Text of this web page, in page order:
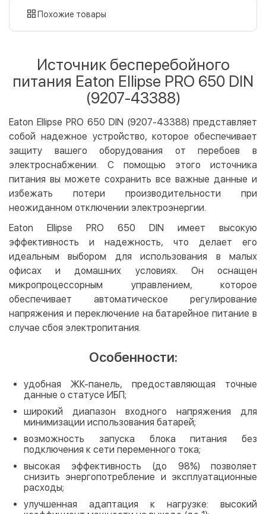
картой
LiqPay
Apple Pay
Безналичный расчет
Оплата на карту юр.лица
Оплата на счет юр.лица
Бесплатно
Кредит
Покупка частями (Монобанк)
Похожие товары
Источник бесперебойного
питания Eaton Ellipse PRO 650 DIN
(9207-43388)
Eaton Ellipse PRO 650 DIN (9207-43388) представляет
собой надежное устройство, которое обеспечивает
защиту вашего оборудования от перебоев в
электроснабжении. С помощью этого источника
питания вы можете сохранить все важные данные и
избежать потери производительности при
неожиданном отключении электроэнергии.
Eaton Ellipse PRO 650 DIN имеет высокую
эффективность и надежность, что делает его
идеальным выбором для использования в малых
офисах и домашних условиях. Он оснащен
микропроцессорным управлением, которое
обеспечивает автоматическое регулирование
напряжения и переключение на батарейное питание в
случае сбоя электропитания.
Особенности:
удобная ЖК-панель, предоставляющая точные
данные о статусе ИБП;
широкий диапазон входного напряжения для
минимизации использования батарей;
возможность запуска блока питания без
подключения к сети переменного тока;
высокая эффективность (до 98%) позволяет
снизить энергопотребление и эксплуатационные
расходы;
улучшенная адаптация к нагрузке: высокий